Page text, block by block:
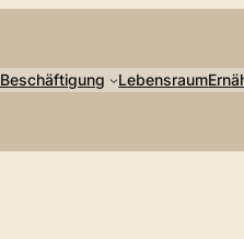
Beschäftigung Lebensraum